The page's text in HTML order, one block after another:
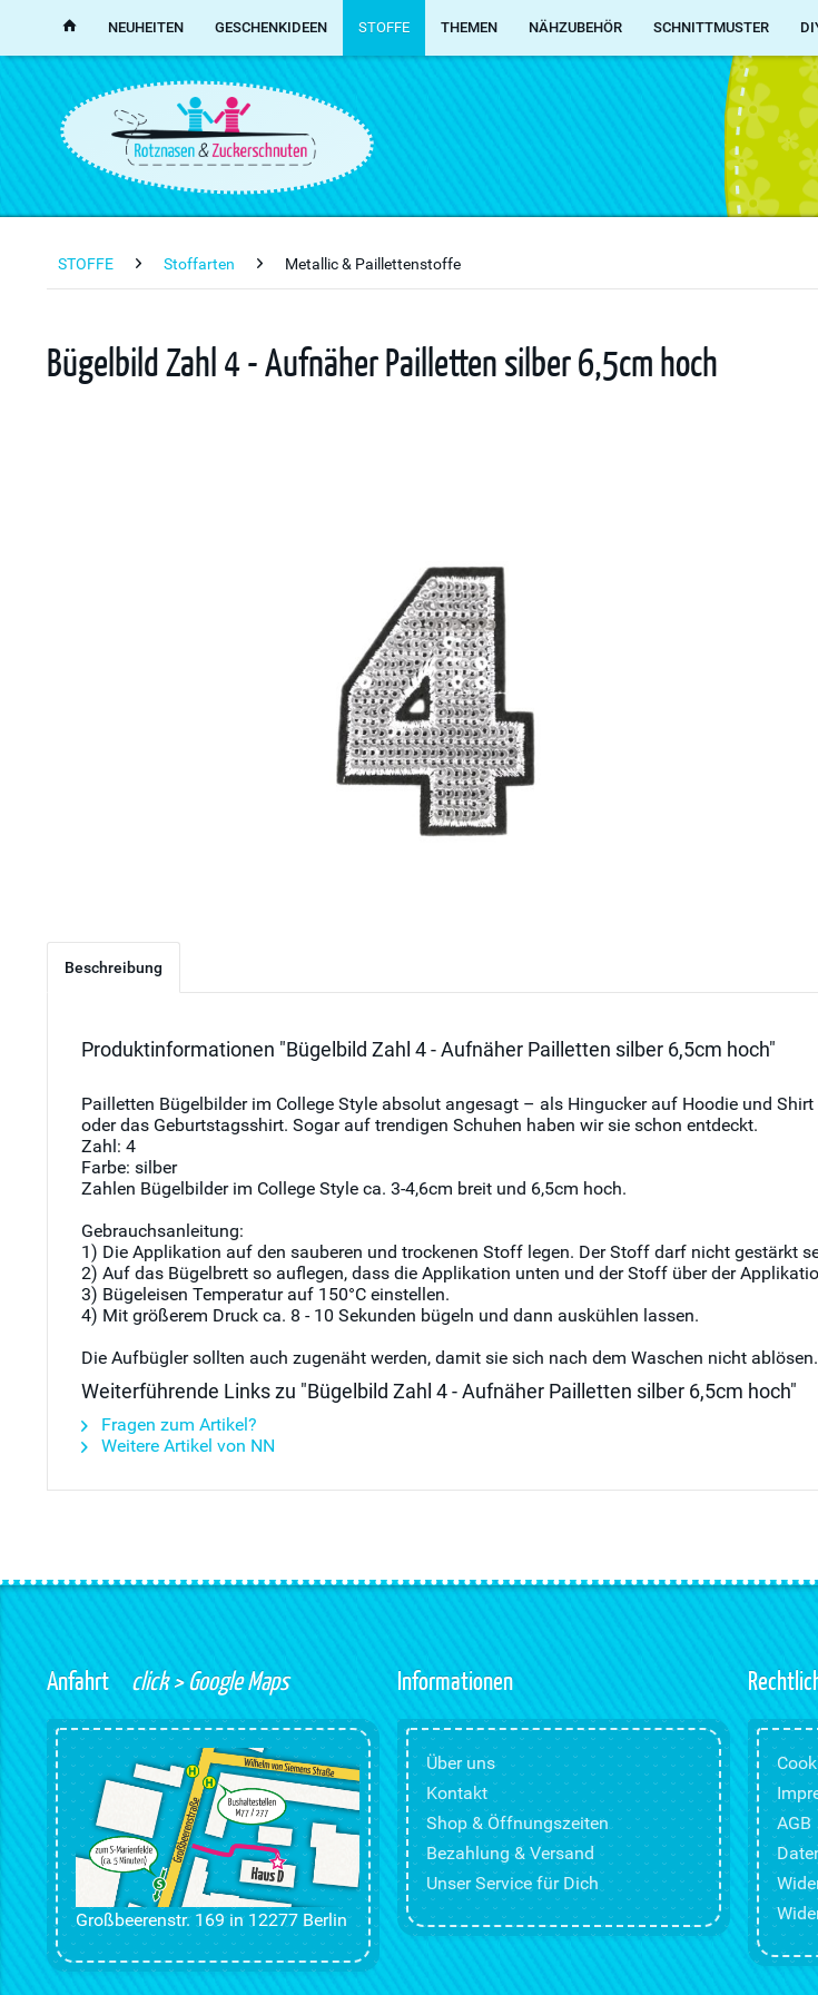
NEUHEITEN GESCHENKIDEEN STOFFE THEMEN NÄHZUBEHÖR SCHNITTMUSTER
STOFFE Stoffarten Metallic & Paillettenstoffe
Bügelbild Zahl 4 - Aufnäher Pailletten silber 6,5cm hoch
Beschreibung
Produktinformationen "Bügelbild Zahl 4 - Aufnäher Pailletten silber 6,5cm hoch"
Pailletten Bügelbilder im College Style absolut angesagt – als Hingucker auf Hoodie und
oder das Geburtstagsshirt. Sogar auf trendigen Schuhen haben wir sie schon entdeckt.
Zahl: 4
Farbe: silber
Zahlen Bügelbilder im College Style ca. 3-4,6cm breit und 6,5cm hoch.
Gebrauchsanleitung:
1) Die Applikation auf den sauberen und trockenen Stoff legen. Der Stoff darf nicht gestärkt
2) Auf das Bügelbrett so auflegen, dass die Applikation unten und der Stoff über der
3) Bügeleisen Temperatur auf 150°C einstellen.
4) Mit größerem Druck ca. 8 - 10 Sekunden bügeln und dann auskühlen lassen.
Die Aufbügler sollten auch zugenäht werden, damit sie sich nach dem Waschen nicht ablösen.
Weiterführende Links zu "Bügelbild Zahl 4 - Aufnäher Pailletten silber 6,5cm hoch"
Fragen zum Artikel?
Weitere Artikel von NN
Anfahrt click > Google Maps
Großbeerenstr. 169 in 12277 Berlin
Informationen
Über uns
Kontakt
Shop & Öffnungszeiten
Bezahlung & Versand
Unser Service für Dich
AGB